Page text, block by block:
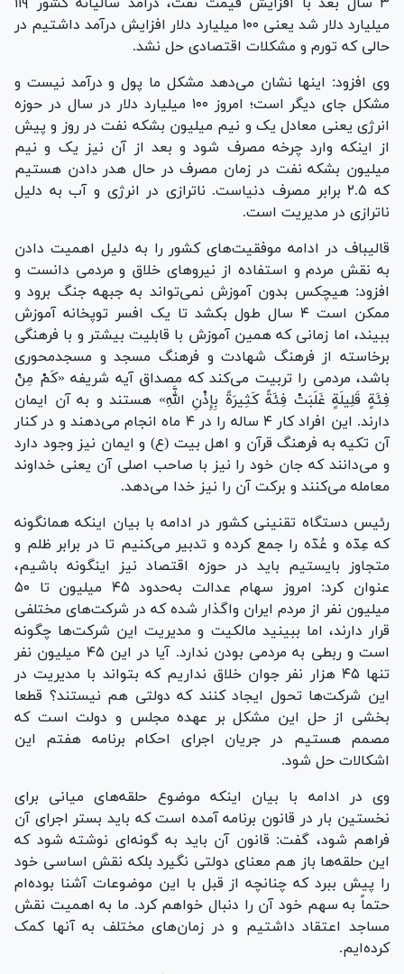
میلیارد دلار شد یعنی ۱۰۰ میلیارد دلار افزایش درآمد داشتیم در
حالی که تورم و مشکلات اقتصادی حل نشد.
وی افزود: اینها نشان می‌دهد مشکل ما پول و درآمد نیست و
مشکل جای دیگر است؛ امروز ۱۰۰ میلیارد دلار در سال در حوزه
انرژی یعنی معادل یک و نیم میلیون بشکه نفت در روز و پیش
از اینکه وارد چرخه مصرف شود و بعد از آن نیز یک و نیم
میلیون بشکه نفت در زمان مصرف در حال هدر دادن هستیم
که ۲.۵ برابر مصرف دنیاست. ناترازی در انرژی و آب به دلیل
ناترازی در مدیریت است.
قالیباف در ادامه موفقیت‌های کشور را به دلیل اهمیت دادن
به نقش مردم و استفاده از نیرو‌های خلاق و مردمی دانست و
افزود: هیچکس بدون آموزش نمی‌تواند به جبهه جنگ برود و
ممکن است ۴ سال طول بکشد تا یک افسر توپخانه آموزش
ببیند، اما زمانی که همین آموزش با قابلیت بیشتر و با فرهنگی
برخاسته از فرهنگ شهادت و فرهنگ مسجد و مسجدمحوری
باشد، مردمی را تربیت می‌کند که مصداق آیه شریفه «کَمْ مِنْ
فِئَةٍ قَلِیلَةٍ غَلَبَتْ فِئَةً کَثِیرَةً بِإِذْنِ اللَّهِ» هستند و به آن ایمان
دارند. این افراد کار ۴ ساله را در ۴ ماه انجام می‌دهند و در کنار
آن تکیه به فرهنگ قرآن و اهل بیت (ع) و ایمان نیز وجود دارد
و می‌دانند که جان خود را نیز با صاحب اصلی آن یعنی خداوند
معامله می‌کنند و برکت آن را نیز خدا می‌دهد.
رئیس دستگاه تقنینی کشور در ادامه با بیان اینکه همانگونه
که عِدّه و عُدّه را جمع کرده و تدبیر می‌کنیم تا در برابر ظلم و
متجاوز بایستیم باید در حوزه اقتصاد نیز اینگونه باشیم،
عنوان کرد: امروز سهام عدالت به‌حدود ۴۵ میلیون تا ۵۰
میلیون نفر از مردم ایران واگذار شده که در شرکت‌های مختلفی
قرار دارند، اما ببینید مالکیت و مدیریت این شرکت‌ها چگونه
است و ربطی به مردمی بودن ندارد. آیا در این ۴۵ میلیون نفر
تنها ۴۵ هزار نفر جوان خلاق نداریم که بتواند با مدیریت در
این شرکت‌ها تحول ایجاد کنند که دولتی هم نیستند؟ قطعا
بخشی از حل این مشکل بر عهده مجلس و دولت است که
مصمم هستیم در جریان اجرای احکام برنامه هفتم این
اشکالات حل شود.
وی در ادامه با بیان اینکه موضوع حلقه‌های میانی برای
نخستین بار در قانون برنامه آمده است که باید بستر اجرای آن
فراهم شود، گفت: قانون آن باید به گونه‌ای نوشته شود که
این حلقه‌ها باز هم معنای دولتی نگیرد بلکه نقش اساسی خود
را پیش ببرد که چنانچه از قبل با این موضوعات آشنا بوده‌ام
حتماً به سهم خود آن را دنبال خواهم کرد. ما به اهمیت نقش
مساجد اعتقاد داشتیم و در زمان‌های مختلف به آنها کمک
کرده‌ایم.